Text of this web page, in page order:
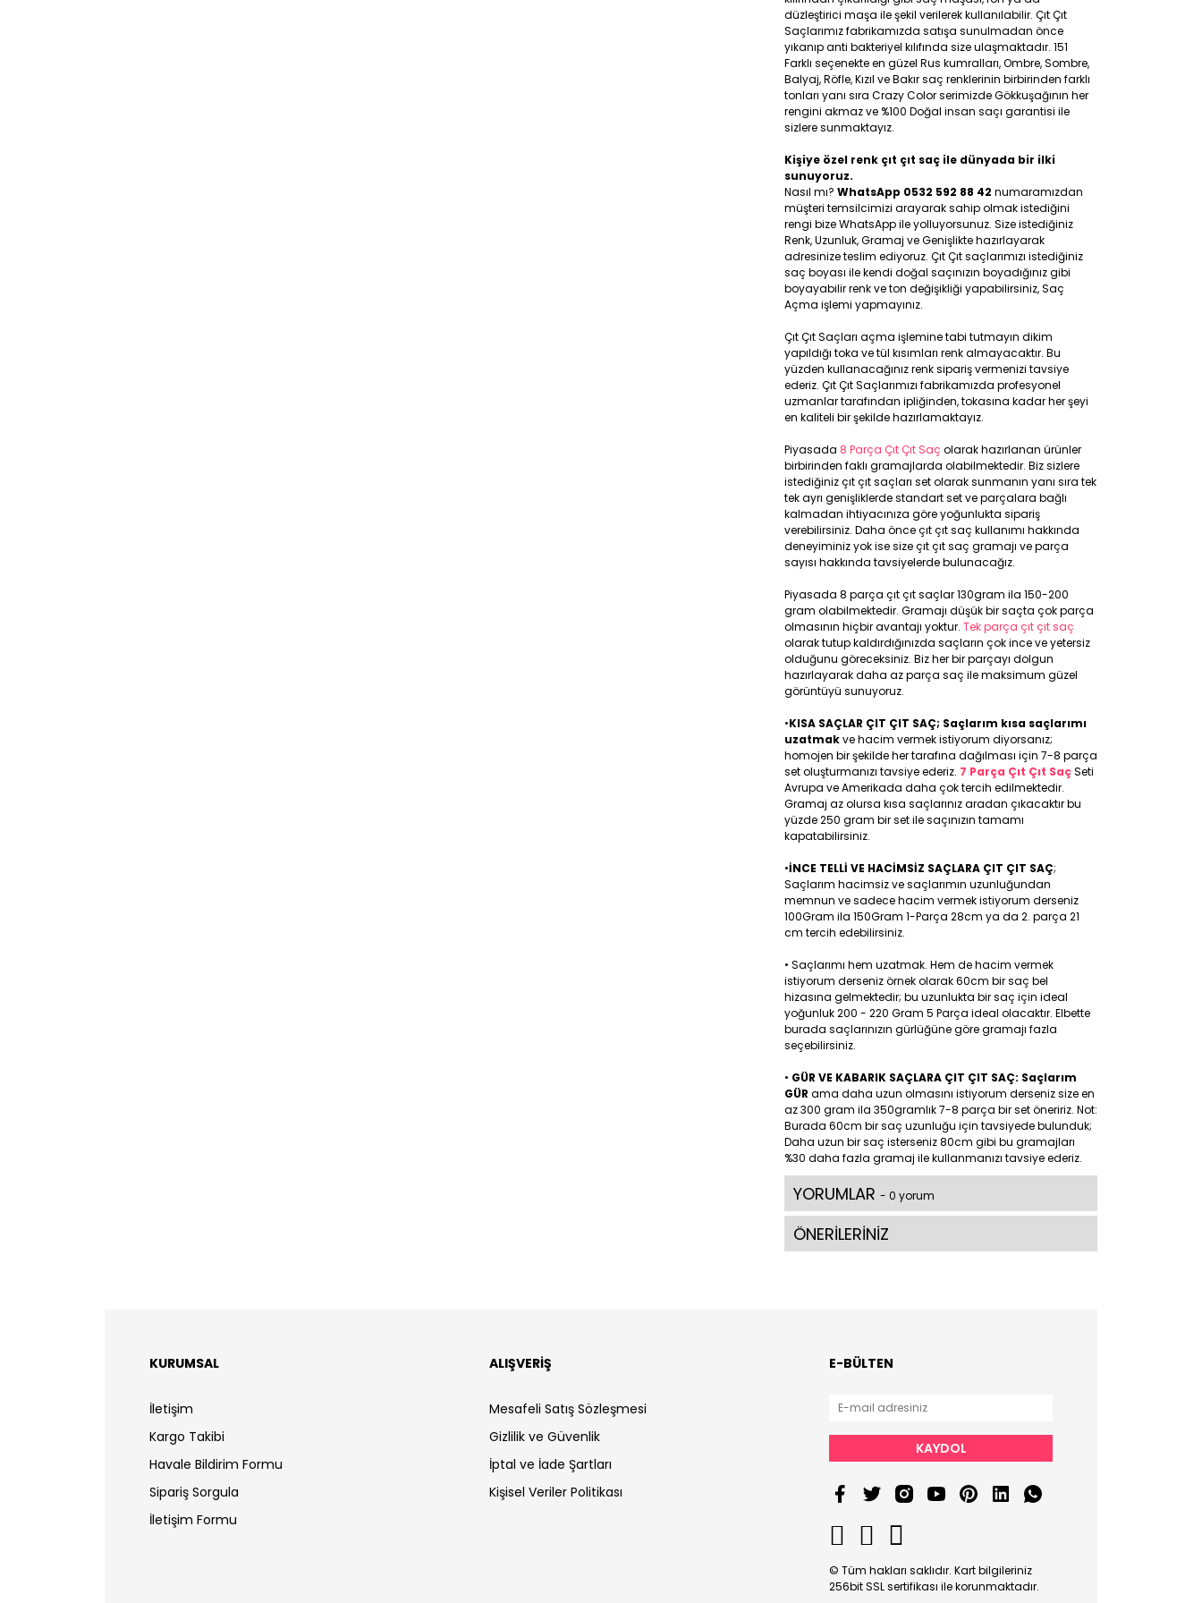
düzleştirici maşa ile şekil verilerek kullanılabilir. Çıt Çıt
Saçlarımız fabrikamızda satışa sunulmadan önce
yıkanıp anti bakteriyel kılıfında size ulaşmaktadır. 151
Farklı seçenekte en güzel Rus kumralları, Ombre, Sombre,
Balyaj, Röfle, Kızıl ve Bakır saç renklerinin birbirinden farklı
tonları yanı sıra Crazy Color serimizde Gökkuşağının her
rengini akmaz ve %100 Doğal insan saçı garantisi ile
sizlere sunmaktayız.
Kişiye özel renk çıt çıt saç ile dünyada bir ilki
sunuyoruz.
Nasıl mı? WhatsApp 0532 592 88 42 numaramızdan
müşteri temsilcimizi arayarak sahip olmak istediğini
rengi bize WhatsApp ile yolluyorsunuz. Size istediğiniz
Renk, Uzunluk, Gramaj ve Genişlikte hazırlayarak
adresinize teslim ediyoruz. Çıt Çıt saçlarımızı istediğiniz
saç boyası ile kendi doğal saçınızın boyadığınız gibi
boyayabilir renk ve ton değişikliği yapabilirsiniz, Saç
Açma işlemi yapmayınız.
Çıt Çıt Saçları açma işlemine tabi tutmayın dikim
yapıldığı toka ve tül kısımları renk almayacaktır. Bu
yüzden kullanacağınız renk sipariş vermenizi tavsiye
ederiz. Çıt Çıt Saçlarımızı fabrikamızda profesyonel
uzmanlar tarafından ipliğinden, tokasına kadar her şeyi
en kaliteli bir şekilde hazırlamaktayız.
Piyasada 8 Parça Çıt Çıt Saç olarak hazırlanan ürünler
birbirinden faklı gramajlarda olabilmektedir. Biz sizlere
istediğiniz çıt çıt saçları set olarak sunmanın yanı sıra tek
tek ayrı genişliklerde standart set ve parçalara bağlı
kalmadan ihtiyacınıza göre yoğunlukta sipariş
verebilirsiniz. Daha önce çıt çıt saç kullanımı hakkında
deneyiminiz yok ise size çıt çıt saç gramajı ve parça
sayısı hakkında tavsiyelerde bulunacağız.
Piyasada 8 parça çıt çıt saçlar 130gram ila 150-200
gram olabilmektedir. Gramajı düşük bir saçta çok parça
olmasının hiçbir avantajı yoktur. Tek parça çıt çıt saç
olarak tutup kaldırdığınızda saçların çok ince ve yetersiz
olduğunu göreceksiniz. Biz her bir parçayı dolgun
hazırlayarak daha az parça saç ile maksimum güzel
görüntüyü sunuyoruz.
•KISA SAÇLAR ÇIT ÇIT SAÇ; Saçlarım kısa saçlarımı
uzatmakve hacim vermek istiyorum diyorsanız;
homojen bir şekilde her tarafına dağılması için 7-8 parça
set oluşturmanızı tavsiye ederiz. 7 Parça Çıt Çıt SaçSeti
Avrupa ve Amerikada daha çok tercih edilmektedir.
Gramaj az olursa kısa saçlarınız aradan çıkacaktır bu
yüzde 250 gram bir set ile saçınızın tamamı
kapatabilirsiniz.
•İNCE TELLİ VE HACİMSİZ SAÇLARA ÇIT ÇIT SAÇ;
Saçlarım hacimsiz ve saçlarımın uzunluğundan
memnun ve sadece hacim vermek istiyorum derseniz
100Gram ila 150Gram 1-Parça 28cm ya da 2. parça 21
cm tercih edebilirsiniz.
• Saçlarımı hem uzatmak. Hem de hacim vermek
istiyorum derseniz örnek olarak 60cm bir saç bel
hizasına gelmektedir; bu uzunlukta bir saç için ideal
yoğunluk 200 - 220 Gram 5 Parça ideal olacaktır. Elbette
burada saçlarınızın gürlüğüne göre gramajı fazla
seçebilirsiniz.
• GÜR VE KABARIK SAÇLARA ÇIT ÇIT SAÇ: Saçlarım
GÜR ama daha uzun olmasını istiyorum derseniz size en
az 300 gram ila 350gramlık 7-8 parça bir set öneririz. Not:
Burada 60cm bir saç uzunluğu için tavsiyede bulunduk;
Daha uzun bir saç isterseniz 80cm gibi bu gramajları
%30 daha fazla gramaj ile kullanmanızı tavsiye ederiz.
YORUMLAR - 0 yorum
ÖNERİLERİNİZ
KURUMSAL
İletişim
Kargo Takibi
Havale Bildirim Formu
Sipariş Sorgula
İletişim Formu
ALIŞVERİŞ
Mesafeli Satış Sözleşmesi
Gizlilik ve Güvenlik
İptal ve İade Şartları
Kişisel Veriler Politikası
E-BÜLTEN
KAYDOL
© Tüm hakları saklıdır. Kart bilgileriniz
256bit SSL sertifikası ile korunmaktadır.